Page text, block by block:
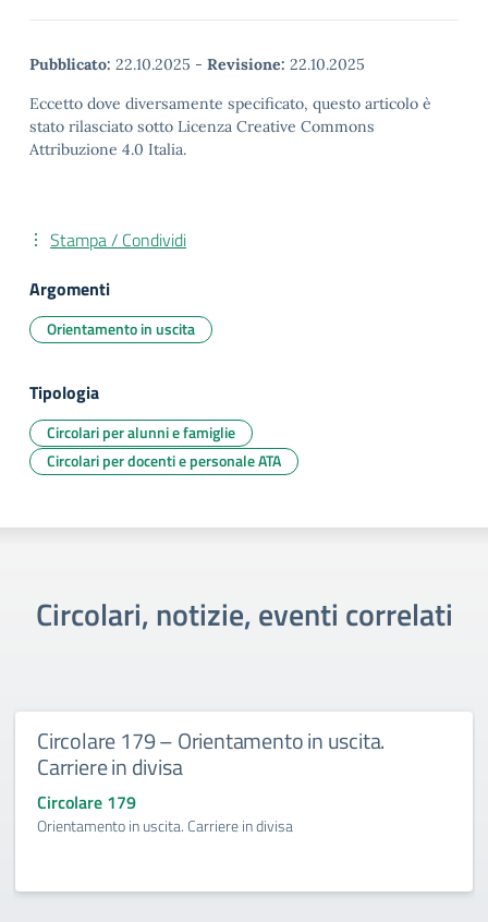
Pubblicato: 22.10.2025 - Revisione: 22.10.2025
Eccetto dove diversamente specificato, questo articolo è
stato rilasciato sotto Licenza Creative Commons
Attribuzione 4.0 Italia.
Stampa / Condividi
Argomenti
Orientamento in uscita
Tipologia
Circolari per alunni e famiglie
Circolari per docenti e personale ATA
Circolari, notizie, eventi correlati
Circolare 179 – Orientamento in uscita.
Carriere in divisa
Circolare 179
Orientamento in uscita. Carriere in divisa